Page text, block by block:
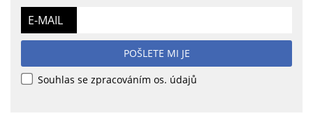
E-MAIL
POŠLETE MI JE
Souhlas se zpracováním os. údajů